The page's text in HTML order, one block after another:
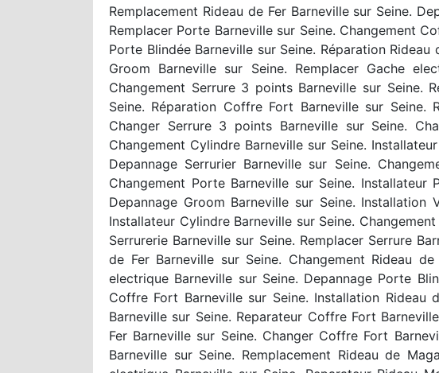
Remplacement Rideau de Fer Barneville sur Seine.
Remplacer Porte Barneville sur Seine. Changement
Porte Blindée Barneville sur Seine. Réparation
Groom Barneville sur Seine. Remplacer Gache
Changement Serrure 3 points Barneville sur Seine.
Seine. Réparation Coffre Fort Barneville sur Seine.
Changer Serrure 3 points Barneville sur Seine.
Changement Cylindre Barneville sur Seine.
Depannage Serrurier Barneville sur Seine.
Changement Porte Barneville sur Seine. Installateur
Depannage Groom Barneville sur Seine. Installation
Installateur Cylindre Barneville sur Seine.
Serrurerie Barneville sur Seine. Remplacer Serrure
de Fer Barneville sur Seine. Changement Rideau
electrique Barneville sur Seine. Depannage Porte
Coffre Fort Barneville sur Seine. Installation Rideau
Barneville sur Seine. Reparateur Coffre Fort
Fer Barneville sur Seine. Changer Coffre Fort
Barneville sur Seine. Remplacement Rideau de